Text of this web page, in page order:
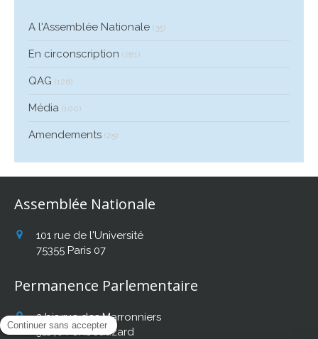
A l'Assemblée Nationale (35)
En circonscription (281)
QAG (126)
Média (100)
Amendements (25)
Assemblée Nationale
101 rue de l'Université
75355 Paris 07
Permanence Parlementaire
2 bis rue des Marronniers
31140 Fonbeauzard